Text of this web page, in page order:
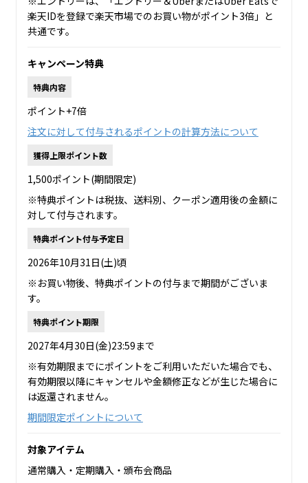
楽天IDを登録で楽天市場でのお買い物がポイント3倍」と
共通です。
キャンペーン特典
特典内容
ポイント+7倍
注文に対して付与されるポイントの計算方法について
獲得上限ポイント数
1,500ポイント(期間限定)
※特典ポイントは税抜、送料別、クーポン適用後の金額に
対して付与されます。
特典ポイント付与予定日
2026年10月31日(土)頃
※お買い物後、特典ポイントの付与まで期間がございま
す。
特典ポイント期限
2027年4月30日(金)23:59まで
※有効期限までにポイントをご利用いただいた場合でも、
有効期限以降にキャンセルや金額修正などが生じた場合に
は返還されません。
期間限定ポイントについて
対象アイテム
通常購入・定期購入・頒布会商品